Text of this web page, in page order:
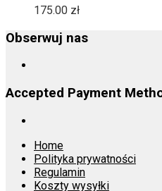
175.00 zł
Obserwuj nas
Accepted Payment
Home
Polityka prywatności
Regulamin
Koszty wysyłki